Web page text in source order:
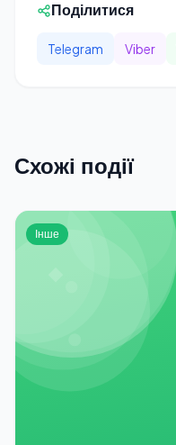
Поділитися
Telegram Viber
Схожі події
Інше